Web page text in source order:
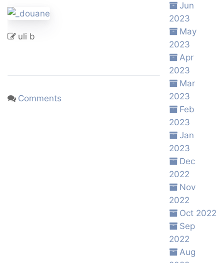
uli b
Comments
Jun
2023
May
2023
Apr
2023
Mar
2023
Feb
2023
Jan
2023
Dec
2022
Nov
2022
Oct 2022
Sep
2022
Aug